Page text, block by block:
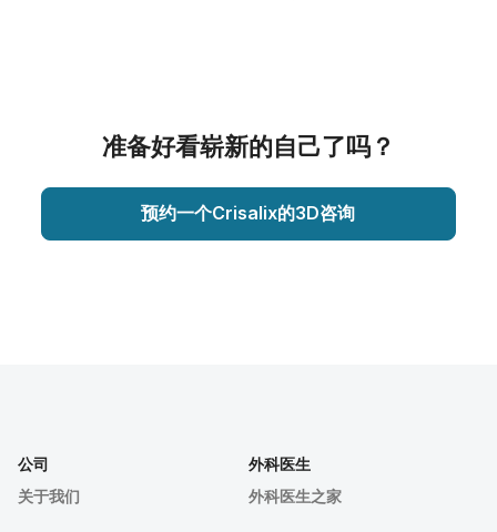
准备好看崭新的自己了吗？
预约一个Crisalix的3D咨询
公司
关于我们
外科医生
外科医生之家